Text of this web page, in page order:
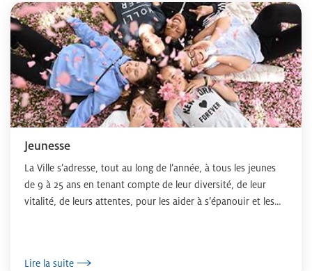
Jeunesse
La Ville s’adresse, tout au long de l’année, à tous les jeunes
de 9 à 25 ans en tenant compte de leur diversité, de leur
vitalité, de leurs attentes, pour les aider à s’épanouir et les
Lire la suite